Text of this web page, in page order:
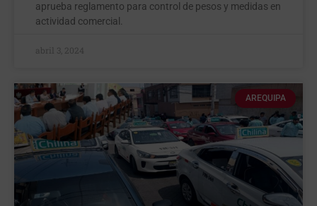
aprueba reglamento para control de pesos y medidas en
actividad comercial.
abril 3, 2024
AREQUIPA